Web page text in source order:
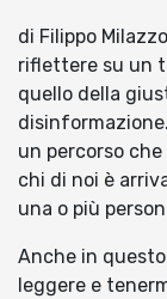
di Filippo
riflettere su un
quello della
un percorso
chi di noi è
una o più
Anche in
leggere e